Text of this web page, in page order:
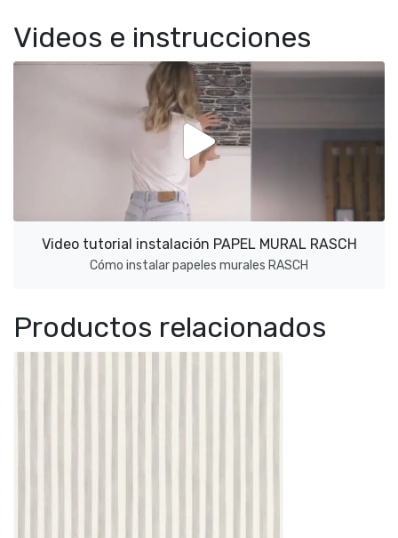
Videos e instrucciones
Video tutorial instalación PAPEL MURAL RASCH
Cómo instalar papeles murales RASCH
Productos relacionados